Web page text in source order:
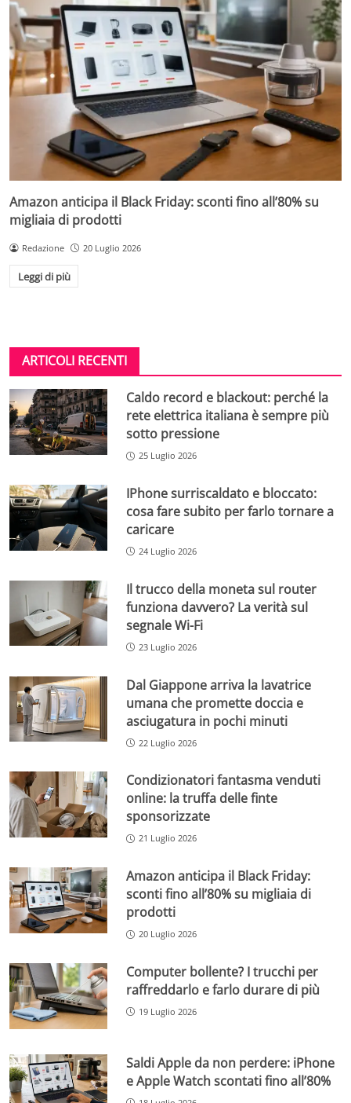
Amazon anticipa il Black Friday: sconti fino all’80% su
migliaia di prodotti
Redazione 20 Luglio 2026
Leggi di più
ARTICOLI RECENTI
Caldo record e blackout: perché la
rete elettrica italiana è sempre più
sotto pressione
25 Luglio 2026
IPhone surriscaldato e bloccato:
cosa fare subito per farlo tornare a
caricare
24 Luglio 2026
Il trucco della moneta sul router
funziona davvero? La verità sul
segnale Wi-Fi
23 Luglio 2026
Dal Giappone arriva la lavatrice
umana che promette doccia e
asciugatura in pochi minuti
22 Luglio 2026
Condizionatori fantasma venduti
online: la truffa delle finte
sponsorizzate
21 Luglio 2026
Amazon anticipa il Black Friday:
sconti fino all’80% su migliaia di
prodotti
20 Luglio 2026
Computer bollente? I trucchi per
raffreddarlo e farlo durare di più
19 Luglio 2026
Saldi Apple da non perdere: iPhone
e Apple Watch scontati fino all’80%